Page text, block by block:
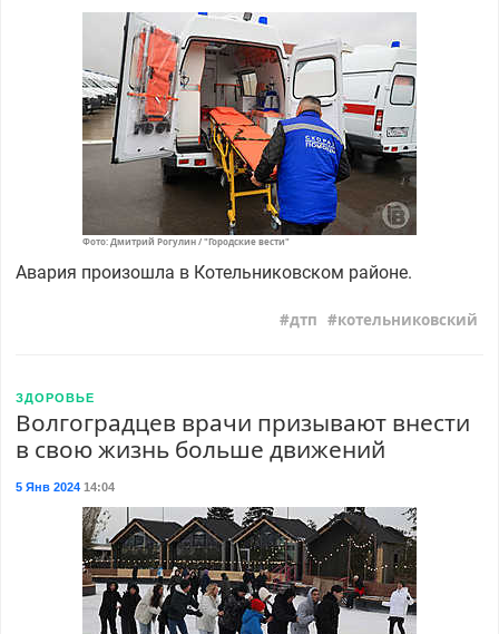
Фото: Дмитрий Рогулин / "Городские вести"
Авария произошла в Котельниковском районе.
дтп котельниковский
ЗДОРОВЬЕ
Волгоградцев врачи призывают внести
в свою жизнь больше движений
5 Янв 202414:04